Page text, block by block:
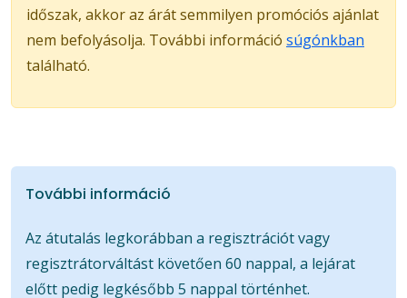
időszak, akkor az árát semmilyen promóciós ajánlat
nem befolyásolja. További információ súgónkban
található.
További információ
Az átutalás legkorábban a regisztrációt vagy
regisztrátorváltást követően 60 nappal, a lejárat
előtt pedig legkésőbb 5 nappal történhet.